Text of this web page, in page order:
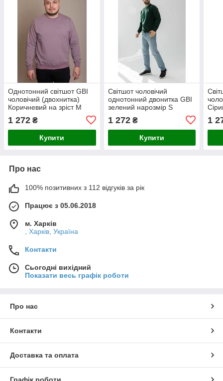
Однотонний світшот GBI
чоловічий (двохнитка)
Коричневий на зріст M
1 272 ₴
Купити
Світшот чоловічий
однотонний двонитка GBI
зелений нарозмір S
1 272₴
Купити
1
Про нас
100% позитивних з 112 відгуків за рік
Працює з 05.06.2018
м. Харків
, Харків, Україна
Контакти
Сьогодні вихідний
Показати весь графік роботи
Про нас
Контакти
Доставка та оплата
Графік роботи